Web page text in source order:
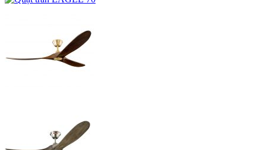
le@mrvu.vn
Mua Hàng:1102.1102
Thắc mắc khiếu nại:
Bảo hành:234.8886